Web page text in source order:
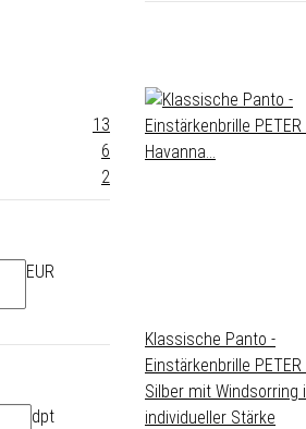
Klassische Panto -
Einstärkenbrille
Silber mit Windsorring
individueller Stärke
13
6
2
EUR
dpt